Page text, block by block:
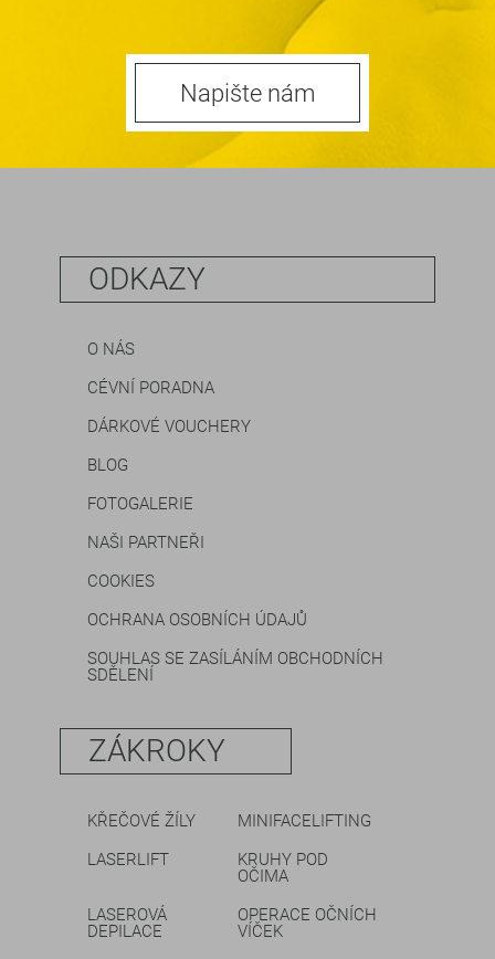
Napište nám
ODKAZY
O NÁS
CÉVNÍ PORADNA
DÁRKOVÉ VOUCHERY
BLOG
FOTOGALERIE
NAŠI PARTNEŘI
COOKIES
OCHRANA OSOBNÍCH ÚDAJŮ
SOUHLAS SE ZASÍLÁNÍM OBCHODNÍCH
SDĚLENÍ
ZÁKROKY
KŘEČOVÉ ŽÍLY
MINIFACELIFTING
LASERLIFT
KRUHY POD
OČIMA
LASEROVÁ
DEPILACE
OPERACE OČNÍCH
VÍČEK